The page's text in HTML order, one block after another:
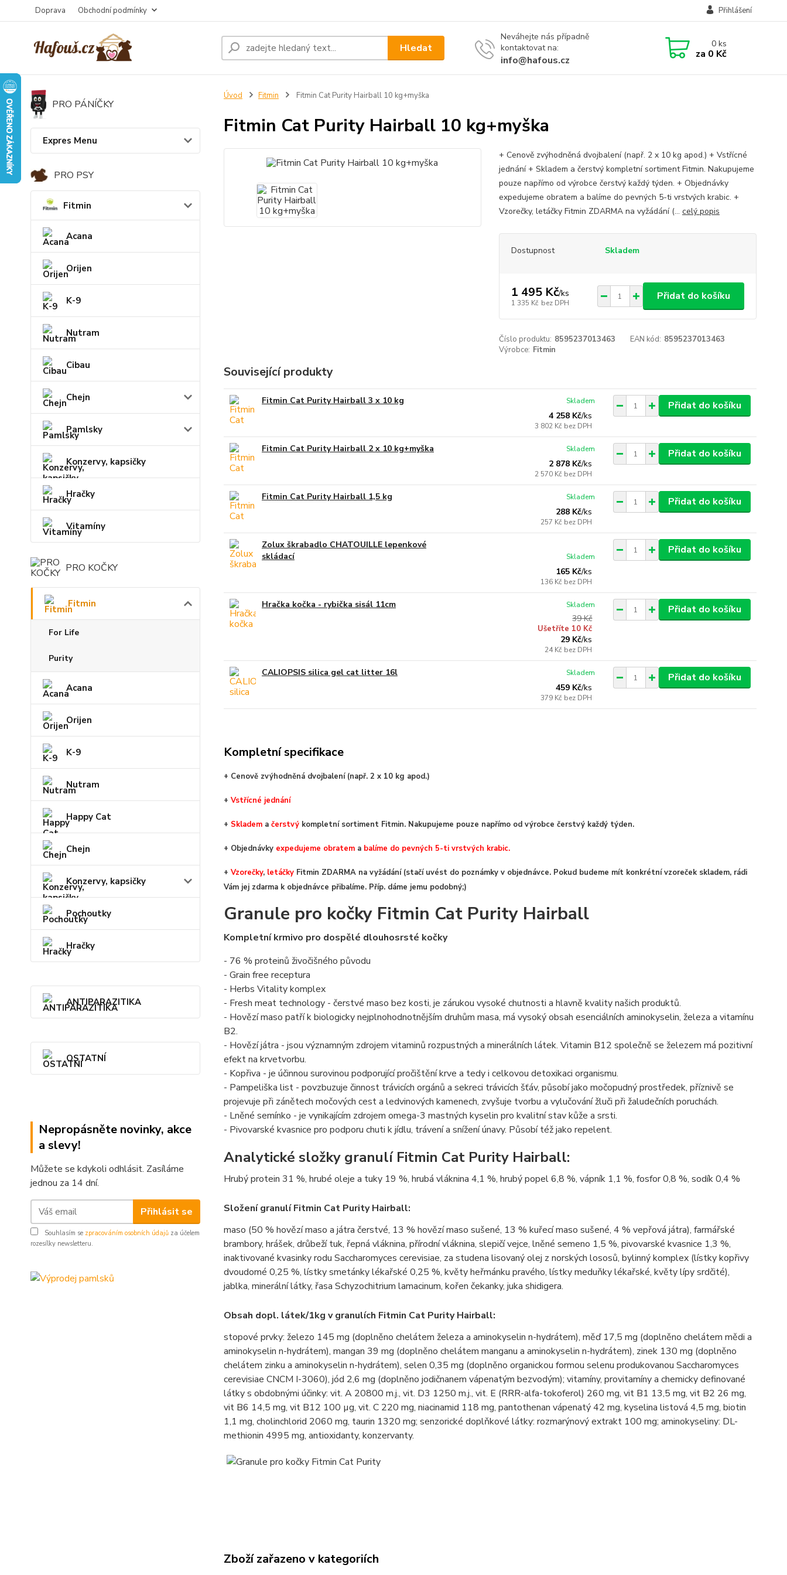
Doprava Obchodní podmínky Přihlášení
Hledat
Neváhejte nás případně
kontaktovat na:
info@hafous.cz
0ks
za 0 Kč
PRO PÁNÍČKY
Expres Menu
PRO PSY
Fitmin
Acana
Orijen
K-9
Nutram
Cibau
Chejn
Pamlsky
Konzervy, kapsičky
Hračky
Vitamíny
PRO KOČKY
Fitmin
For Life
Purity
Acana
Orijen
K-9
Nutram
Happy Cat
Chejn
Konzervy, kapsičky
Pochoutky
Hračky
ANTIPARAZITIKA
OSTATNÍ
Nepropásněte novinky, akce
a slevy!
Můžete se kdykoli odhlásit. Zasíláme
jednou za 14 dní.
Přihlásit se
Souhlasím se zpracováním osobních údajů za účelem
rozesílky newsletteru.
Úvod Fitmin Fitmin Cat Purity Hairball 10 kg+myška
Fitmin Cat Purity Hairball 10 kg+myška
+ Cenově zvýhodněná dvojbalení (např. 2 x 10 kg apod.) + Vstřícné
jednání + Skladem a čerstvý kompletní sortiment Fitmin. Nakupujeme
pouze napřímo od výrobce čerstvý každý týden. + Objednávky
expedujeme obratem a balíme do pevných 5-ti vrstvých krabic. +
Vzorečky, letáčky Fitmin ZDARMA na vyžádání (... celý popis
Dostupnost Skladem
1 495 Kč/ks
1 335 Kč bez DPH
Přidat do košíku
Číslo produktu: 8595237013463 EAN kód: 8595237013463
Výrobce: Fitmin
Související produkty
Fitmin Cat Purity Hairball 3 x 10 kg
4 258 Kč/ks
3 802 Kč bez DPH
Skladem Přidat do košíku
Fitmin Cat Purity Hairball 2 x 10 kg+myška
2 878 Kč/ks
2 570 Kč bez DPH
Skladem Přidat do košíku
Fitmin Cat Purity Hairball 1,5 kg
288 Kč/ks
257 Kč bez DPH
Skladem Přidat do košíku
Zolux škrabadlo CHATOUILLE lepenkové
skládací
165 Kč/ks
136 Kč bez DPH
Skladem
Přidat do košíku
Hračka kočka - rybička sisál 11cm
39 Kč
Ušetříte 10 Kč
29 Kč/ks
24 Kč bez DPH
Skladem Přidat do košíku
CALIOPSIS silica gel cat litter 16l
459 Kč/ks
379 Kč bez DPH
Skladem Přidat do košíku
Kompletní specifikace
+ Cenově zvýhodněná dvojbalení (např. 2 x 10 kg apod.)
+ Vstřícné jednání
+ Skladema čerstvýkompletní sortiment Fitmin. Nakupujeme pouze napřímo od výrobce čerstvý každý týden.
+ Objednávky expedujeme obratema balíme do pevných 5-ti vrstvých krabic.
+ Vzorečky, letáčkyFitmin ZDARMA na vyžádání (stačí uvést do poznámky v objednávce. Pokud budeme mít konkrétní vzoreček skladem, rádi
Vám jej zdarma k objednávce přibalíme. Příp. dáme jemu podobný;)
Granule pro kočky Fitmin Cat Purity Hairball
Kompletní krmivo pro dospělé dlouhosrsté kočky
- 76 % proteinů živočišného původu
- Grain free receptura
- Herbs Vitality komplex
- Fresh meat technology - čerstvé maso bez kosti, je zárukou vysoké chutnosti a hlavně kvality našich produktů.
- Hovězí maso patří k biologicky nejplnohodnotnějším druhům masa, má vysoký obsah esenciálních aminokyselin, železa a vitamínu
B2.
- Hovězí játra - jsou významným zdrojem vitaminů rozpustných a minerálních látek. Vitamin B12 společně se železem má pozitivní
efekt na krvetvorbu.
- Kopřiva - je účinnou surovinou podporující pročištění krve a tedy i celkovou detoxikaci organismu.
- Pampeliška list - povzbuzuje činnost trávicích orgánů a sekreci trávicích šťáv, působí jako močopudný prostředek, příznivě se
projevuje při zánětech močových cest a ledvinových kamenech, zvyšuje tvorbu a vylučování žluči při žaludečních poruchách.
- Lněné semínko - je vynikajícím zdrojem omega-3 mastných kyselin pro kvalitní stav kůže a srsti.
- Pivovarské kvasnice pro podporu chuti k jídlu, trávení a snížení únavy. Působí též jako repelent.
Analytické složky granulí Fitmin Cat Purity Hairball:
Hrubý protein 31 %, hrubé oleje a tuky 19 %, hrubá vláknina 4,1 %, hrubý popel 6,8 %, vápník 1,1 %, fosfor 0,8 %, sodík 0,4 %
Složení granulí Fitmin Cat Purity Hairball:
maso (50 % hovězí maso a játra čerstvé, 13 % hovězí maso sušené, 13 % kuřecí maso sušené, 4 % vepřová játra), farmářské
brambory, hrášek, drůbeží tuk, řepná vláknina, přírodní vláknina, slepičí vejce, lněné semeno 1,5 %, pivovarské kvasnice 1,3 %,
inaktivované kvasinky rodu Saccharomyces cerevisiae, za studena lisovaný olej z norských lososů, bylinný komplex (lístky kopřivy
dvoudomé 0,25 %, lístky smetánky lékařské 0,25 %, květy heřmánku pravého, lístky meduňky lékařské, květy lípy srdčité),
jablka, minerální látky, řasa Schyzochitrium lamacinum, kořen čekanky, juka shidigera.
Obsah dopl. látek/1kg v granulích Fitmin Cat Purity Hairball:
stopové prvky: železo 145 mg (doplněno chelátem železa a aminokyselin n-hydrátem), měď 17,5 mg (doplněno chelátem mědi a
aminokyselin n-hydrátem), mangan 39 mg (doplněno chelátem manganu a aminokyselin n-hydrátem), zinek 130 mg (doplněno
chelátem zinku a aminokyselin n-hydrátem), selen 0,35 mg (doplněno organickou formou selenu produkovanou Saccharomyces
cerevisiae CNCM I-3060), jód 2,6 mg (doplněno jodičnanem vápenatým bezvodým); vitamíny, provitamíny a chemicky definované
látky s obdobnými účinky: vit. A 20800 m.j., vit. D3 1250 m.j., vit. E (RRR-alfa-tokoferol) 260 mg, vit B1 13,5 mg, vit B2 26 mg,
vit B6 14,5 mg, vit B12 100 µg, vit. C 220 mg, niacinamid 118 mg, pantothenan vápenatý 42 mg, kyselina listová 4,5 mg, biotin
1,1 mg, cholinchlorid 2060 mg, taurin 1320 mg; senzorické doplňkové látky: rozmarýnový extrakt 100 mg; aminokyseliny: DL-
methionin 4995 mg, antioxidanty, konzervanty.
Zboží zařazeno v kategoriích